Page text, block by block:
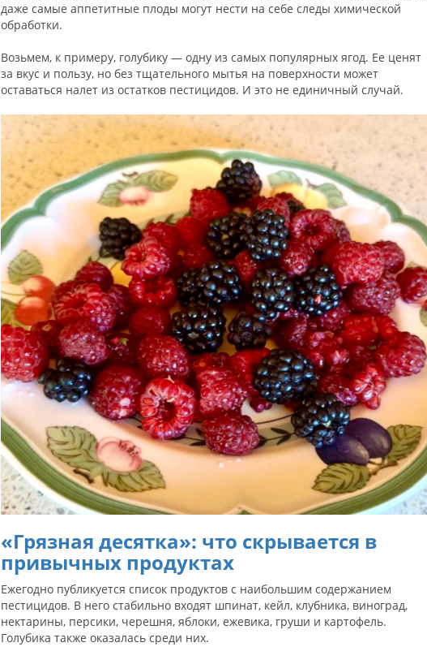
даже самые аппетитные плоды могут нести на себе следы химической
обработки.
Возьмем, к примеру, голубику — одну из самых популярных ягод. Ее ценят
за вкус и пользу, но без тщательного мытья на поверхности может
оставаться налет из остатков пестицидов. И это не единичный случай.
«Грязная десятка»: что скрывается в
привычных продуктах
Ежегодно публикуется список продуктов с наибольшим содержанием
пестицидов. В него стабильно входят шпинат, кейл, клубника, виноград,
нектарины, персики, черешня, яблоки, ежевика, груши и картофель.
Голубика также оказалась среди них.